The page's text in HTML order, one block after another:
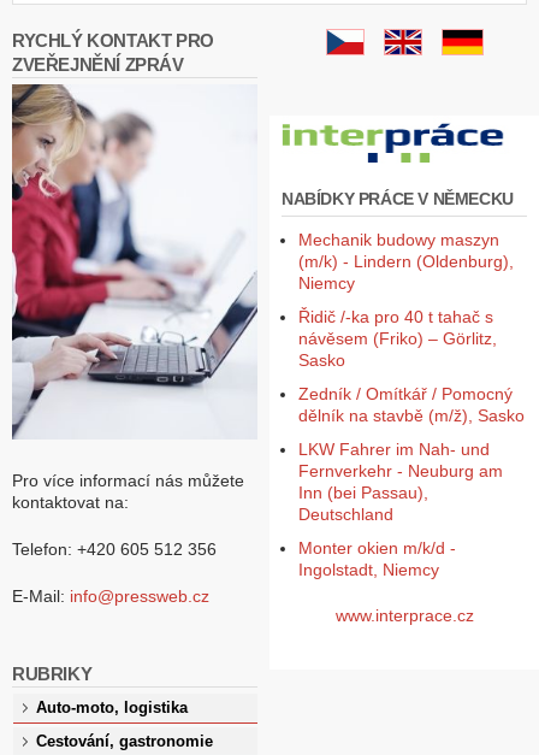
RYCHLÝ KONTAKT PRO
ZVEŘEJNĚNÍ ZPRÁV
Pro více informací nás můžete
kontaktovat na:
Telefon: +420 605 512 356
E-Mail: info@pressweb.cz
RUBRIKY
Auto-moto, logistika
Cestování, gastronomie
NABÍDKY PRÁCE V NĚMECKU
Mechanik budowy maszyn
(m/k) - Lindern (Oldenburg),
Niemcy
Řidič /-ka pro 40 t tahač s
návěsem (Friko) – Görlitz,
Sasko
Zedník / Omítkář / Pomocný
dělník na stavbě (m/ž), Sasko
LKW Fahrer im Nah- und
Fernverkehr - Neuburg am
Inn (bei Passau),
Deutschland
Monter okien m/k/d -
Ingolstadt, Niemcy
www.interprace.cz